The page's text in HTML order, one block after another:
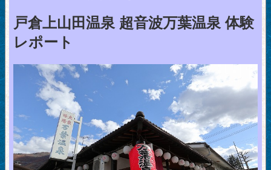
戸倉上山田温泉 超音波万葉温泉 体験
レポート